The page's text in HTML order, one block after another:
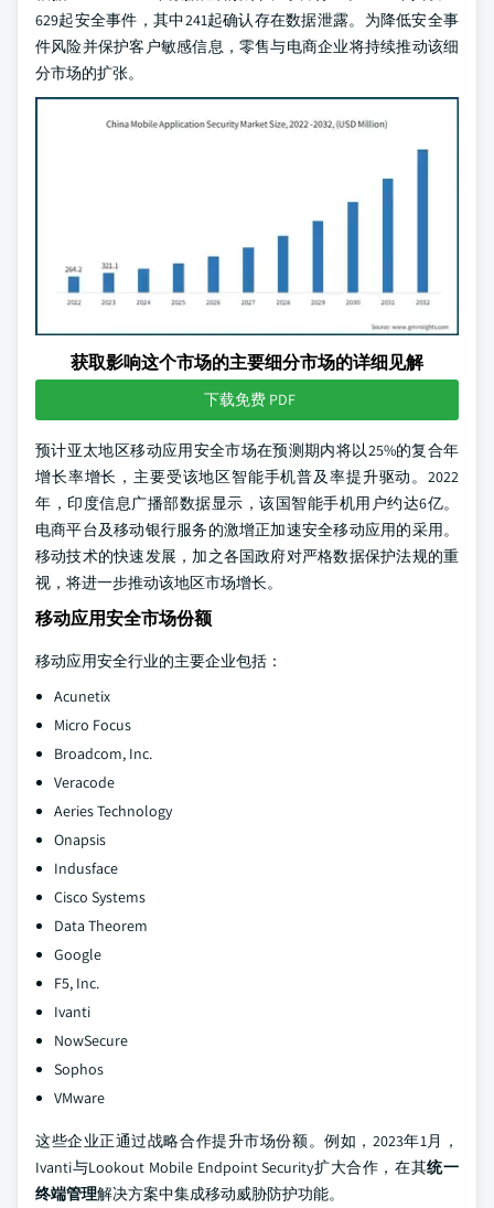
629起安全事件，其中241起确认存在数据泄露。为降低安全事
件风险并保护客户敏感信息，零售与电商企业将持续推动该细
分市场的扩张。
获取影响这个市场的主要细分市场的详细见解
下载免费 PDF
预计亚太地区移动应用安全市场在预测期内将以25%的复合年
增长率增长，主要受该地区智能手机普及率提升驱动。2022
年，印度信息广播部数据显示，该国智能手机用户约达6亿。
电商平台及移动银行服务的激增正加速安全移动应用的采用。
移动技术的快速发展，加之各国政府对严格数据保护法规的重
视，将进一步推动该地区市场增长。
移动应用安全市场份额
移动应用安全行业的主要企业包括：
Acunetix
Micro Focus
Broadcom, Inc.
Veracode
Aeries Technology
Onapsis
Indusface
Cisco Systems
Data Theorem
Google
F5, Inc.
Ivanti
NowSecure
Sophos
VMware
这些企业正通过战略合作提升市场份额。例如，2023年1月，
Ivanti与Lookout Mobile Endpoint Security扩大合作，在其统一
终端管理解决方案中集成移动威胁防护功能。